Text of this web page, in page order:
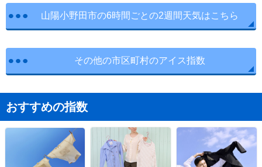
山陽小野田市の6時間ごとの2週間天気はこちら
その他の市区町村のアイス指数
おすすめの指数